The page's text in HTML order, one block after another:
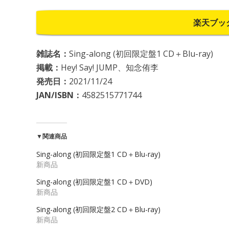
楽天ブッ
雑誌名： Sing-along (初回限定盤1 CD＋Blu-ray)
掲載： Hey! Say! JUMP、知念侑李
発売日： 2021/11/24
JAN/ISBN： 4582515771744
▼関連商品
Sing-along (初回限定盤1 CD＋Blu-ray)
新商品
Sing-along (初回限定盤1 CD＋DVD)
新商品
Sing-along (初回限定盤2 CD＋Blu-ray)
新商品